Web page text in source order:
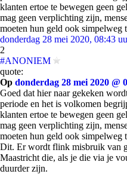
klanten ertoe te bewegen geen
mag geen verplichting zijn,
moeten hun geld ook simpelweg
donderdag 28 mei 2020, 08:43
2
#ANONIEM
quote:
Op donderdag 28 mei 2020 @
Goed dat hier naar gekeken
periode en het is volkomen
klanten ertoe te bewegen geen
mag geen verplichting zijn,
moeten hun geld ook simpelweg
Dit. Er wordt flink misbruik van
Maastricht die, als je die via je
duurder zijn.